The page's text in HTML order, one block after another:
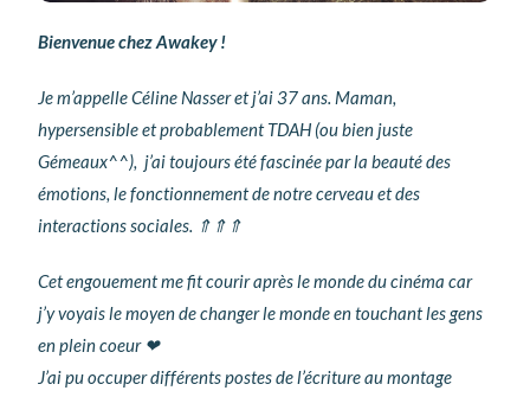
Bienvenuechez Awakey !
Je m’appelle Céline Nasser et j’ai 37 ans. Maman,
hypersensible et probablement TDAH (ou bien juste
Gémeaux^^), j’ai toujours été fascinée par la beauté des
émotions, le fonctionnement de notre cerveau et des
interactions sociales. ⇑⇑⇑
Cet engouement me fit courir après le monde du cinéma car
j’y voyais le moyen de changer le monde en touchant les gens
en plein coeur ❤︎
J’ai pu occuper différents postes de l’écriture au montage